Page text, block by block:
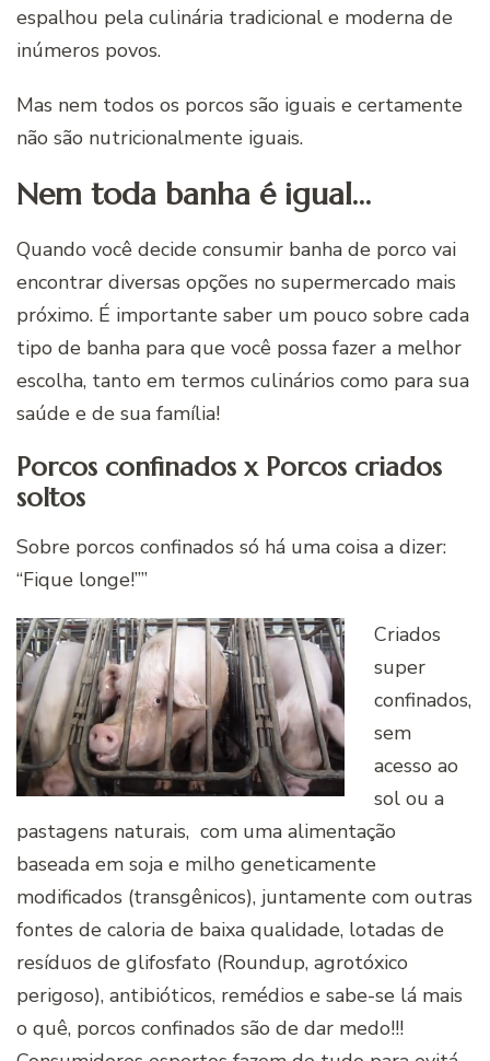
espalhou pela culinária tradicional e moderna de
inúmeros povos.
Mas nem todos os porcos são iguais e certamente
não são nutricionalmente iguais.
Nem toda banha é igual…
Quando você decide consumir banha de porco vai
encontrar diversas opções no supermercado mais
próximo. É importante saber um pouco sobre cada
tipo de banha para que você possa fazer a melhor
escolha, tanto em termos culinários como para sua
saúde e de sua família!
Porcos confinados x Porcos criados
soltos
Sobre porcos confinados só há uma coisa a dizer:
“Fique longe!””
Criados
super
confinados,
sem
acesso ao
sol ou a
pastagens naturais, com uma alimentação
baseada em soja e milho geneticamente
modificados (transgênicos), juntamente com outras
fontes de caloria de baixa qualidade, lotadas de
resíduos de glifosfato (Roundup, agrotóxico
perigoso), antibióticos, remédios e sabe-se lá mais
o quê, porcos confinados são de dar medo!!!